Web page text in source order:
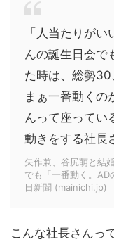
「人当たりが
んの誕生日会で
た時は、総勢30
まぁ一番動くの
んって座ってい
動きをする社長
矢作兼、谷尻萌と結
でも「一番動く。
日新聞 (mainichi.jp)
こんな社長さんっ